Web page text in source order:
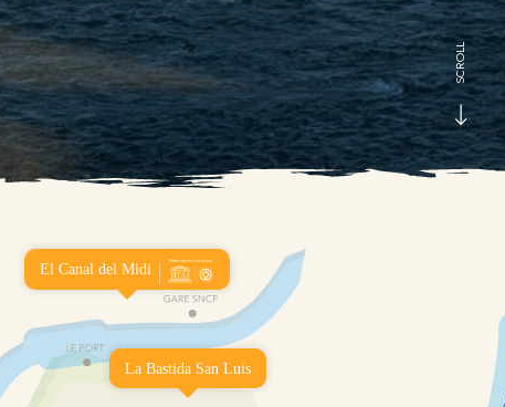
SCROLL
El Canal del Midi
La Bastida San Luis